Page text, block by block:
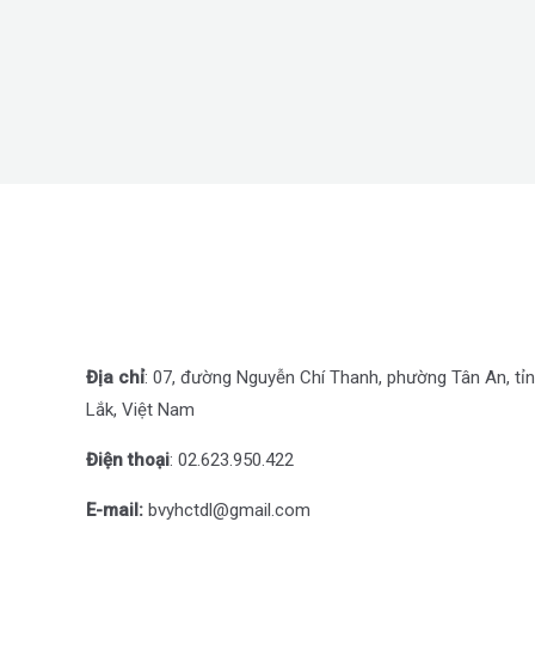
Địa chỉ: 07, đường Nguyễn Chí Thanh, phường Tân An,
Lắk, Việt Nam
Điện thoại: 02.623.950.422
E-mail: bvyhctdl@gmail.com